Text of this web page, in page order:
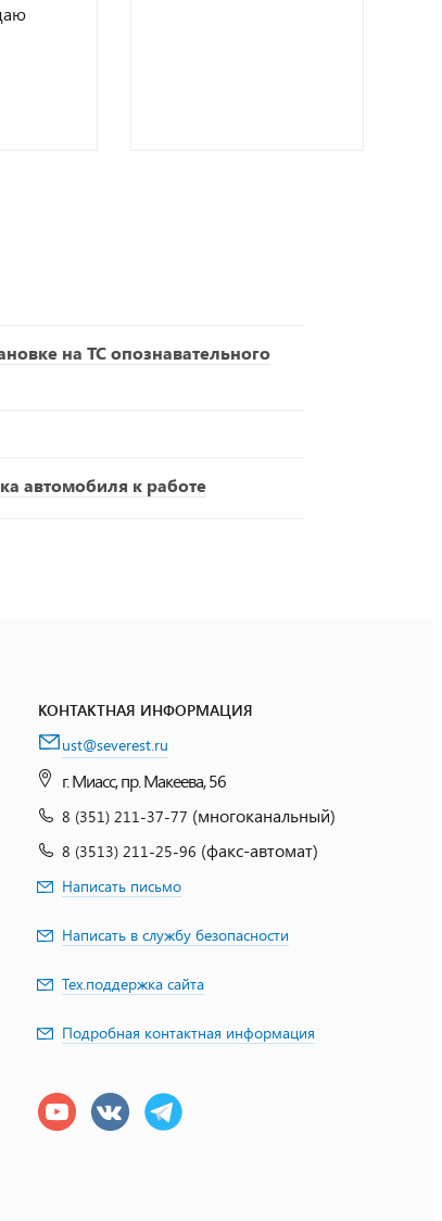
на ТС опознавательного
автомобиля к работе
КОНТАКТНАЯ ИНФОРМАЦИЯ
ust@severest.ru
г. Миасс, пр. Макеева, 56
8 (351) 211-37-77 (многоканальный)
8 (3513) 211-25-96 (факс-автомат)
Написать письмо
Написать в службу безопасности
Тех.поддержка сайта
Подробная контактная информация